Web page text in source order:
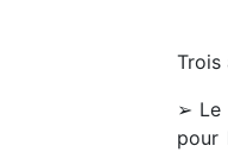
Trois
➢ Le
pour